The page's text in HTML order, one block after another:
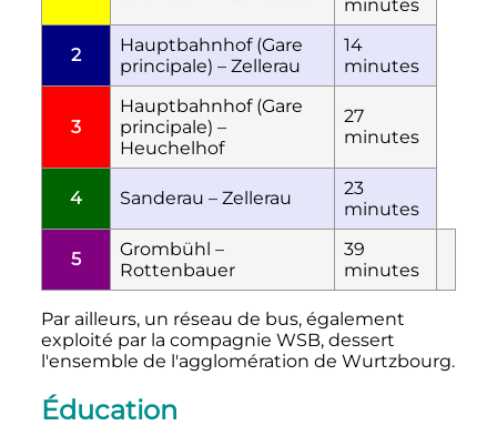
minutes
2
Hauptbahnhof (Gare
principale) – Zellerau
14
minutes
3
Hauptbahnhof (Gare
principale) –
Heuchelhof
27
minutes
4 Sanderau – Zellerau
23
minutes
5
Grombühl –
Rottenbauer
39
minutes
Par ailleurs, un réseau de bus, également
exploité par la compagnie WSB, dessert
l'ensemble de l'agglomération de Wurtzbourg.
Éducation